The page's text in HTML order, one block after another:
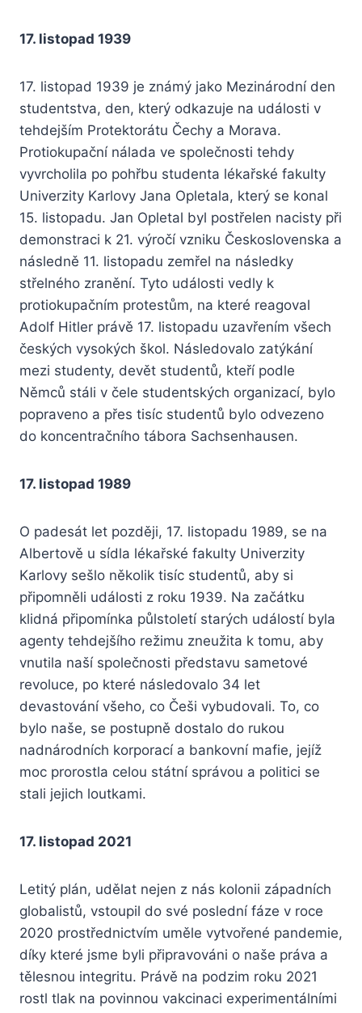
17. listopad 1939
17. listopad 1939 je známý jako Mezinárodní den
studentstva, den, který odkazuje na události v
tehdejším Protektorátu Čechy a Morava.
Protiokupační nálada ve společnosti tehdy
vyvrcholila po pohřbu studenta lékařské fakulty
Univerzity Karlovy Jana Opletala, který se konal
15. listopadu. Jan Opletal byl postřelen nacisty při
demonstraci k 21. výročí vzniku Československa a
následně 11. listopadu zemřel na následky
střelného zranění. Tyto události vedly k
protiokupačním protestům, na které reagoval
Adolf Hitler právě 17. listopadu uzavřením všech
českých vysokých škol. Následovalo zatýkání
mezi studenty, devět studentů, kteří podle
Němců stáli v čele studentských organizací, bylo
popraveno a přes tisíc studentů bylo odvezeno
do koncentračního tábora Sachsenhausen.
17. listopad 1989
O padesát let později, 17. listopadu 1989, se na
Albertově u sídla lékařské fakulty Univerzity
Karlovy sešlo několik tisíc studentů, aby si
připomněli události z roku 1939. Na začátku
klidná připomínka půlstoletí starých událostí byla
agenty tehdejšího režimu zneužita k tomu, aby
vnutila naší společnosti představu sametové
revoluce, po které následovalo 34 let
devastování všeho, co Češi vybudovali. To, co
bylo naše, se postupně dostalo do rukou
nadnárodních korporací a bankovní mafie, jejíž
moc prorostla celou státní správou a politici se
stali jejich loutkami.
17. listopad 2021
Letitý plán, udělat nejen z nás kolonii západních
globalistů, vstoupil do své poslední fáze v roce
2020 prostřednictvím uměle vytvořené pandemie,
díky které jsme byli připravováni o naše práva a
tělesnou integritu. Právě na podzim roku 2021
rostl tlak na povinnou vakcinaci experimentálními